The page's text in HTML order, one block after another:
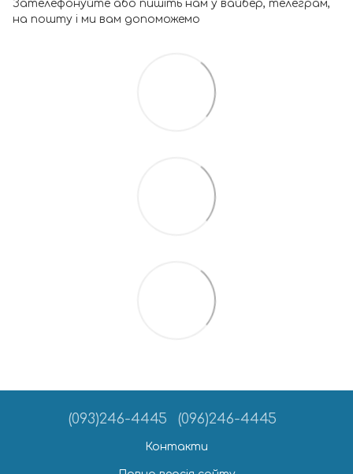
Зателефонуйте або пишіть нам у вайбер, телеграм,
на пошту і ми вам допоможемо
(093)246-4445 (096)246-4445
Контакти